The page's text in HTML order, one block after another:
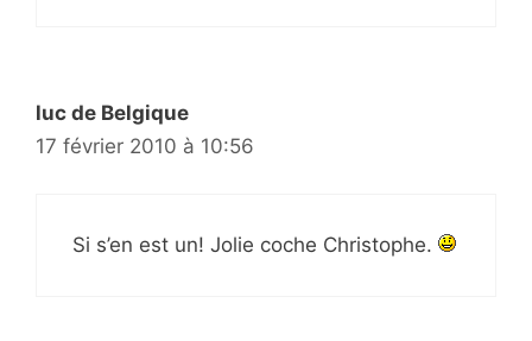
luc de Belgique
17 février 2010 à 10:56
Si s’en est un! Jolie coche Christophe.